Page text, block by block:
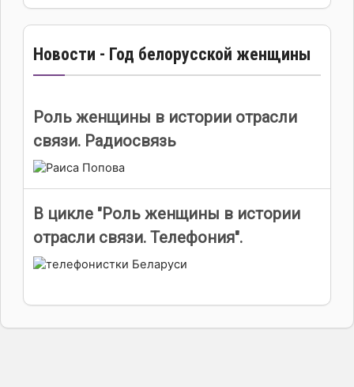
Новости - Год белорусской женщины
Роль женщины в истории отрасли
связи. Радиосвязь
В цикле "Роль женщины в истории
отрасли связи. Телефония".